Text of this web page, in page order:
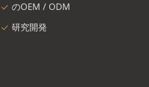
のOEM / ODM
研究開発